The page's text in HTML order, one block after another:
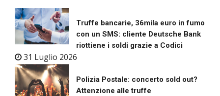
Truffe bancarie, 36mila euro in fumo
con un SMS: cliente Deutsche Bank
riottiene i soldi grazie a Codici
31 Luglio 2026
Polizia Postale: concerto sold out?
Attenzione alle truffe